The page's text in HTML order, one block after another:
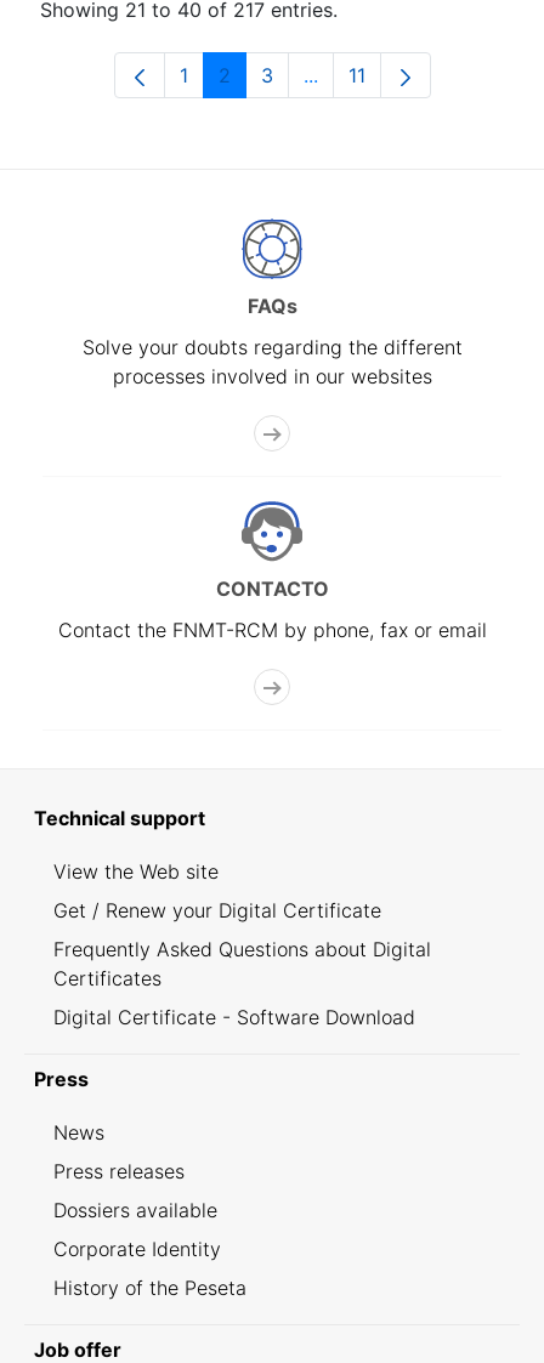
Showing 21 to 40 of 217 entries.
Page
1 Page
2 Page
3 ...Intermediate Pages Use
Page
11
FAQs
Solve your doubts regarding the different
processes involved in our websites
CONTACTO
Contact the FNMT-RCM by phone, fax or email
Technical support
View the Web site
Get / Renew your Digital Certificate
Frequently Asked Questions about Digital
Certificates
Digital Certificate - Software Download
Press
News
Press releases
Dossiers available
Corporate Identity
History of the Peseta
Job offer